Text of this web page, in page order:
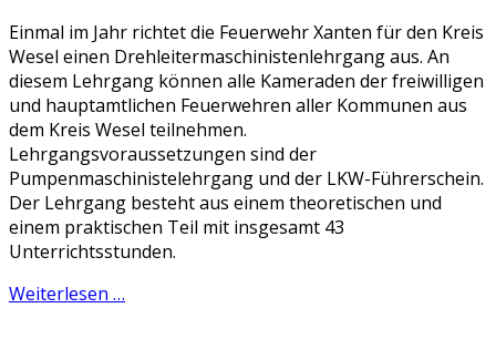
Einmal im Jahr richtet die Feuerwehr Xanten für den Kreis
Wesel einen Drehleitermaschinistenlehrgang aus. An
diesem Lehrgang können alle Kameraden der freiwilligen
und hauptamtlichen Feuerwehren aller Kommunen aus
dem Kreis Wesel teilnehmen.
Lehrgangsvoraussetzungen sind der
Pumpenmaschinistelehrgang und der LKW-Führerschein.
Der Lehrgang besteht aus einem theoretischen und
einem praktischen Teil mit insgesamt 43
Unterrichtsstunden.
Weiterlesen …